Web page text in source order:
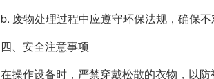
b. 废物处理过程中应遵守环保法规，确保不
四、安全注意事项
在操作设备时，严禁穿戴松散的衣物，以防